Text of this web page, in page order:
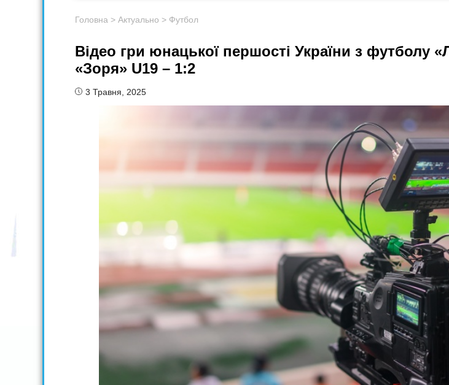
Головна > Актуально > Футбол
Відео гри юнацької першості України з футболу
«Зоря» U19 – 1:2
3 Травня, 2025